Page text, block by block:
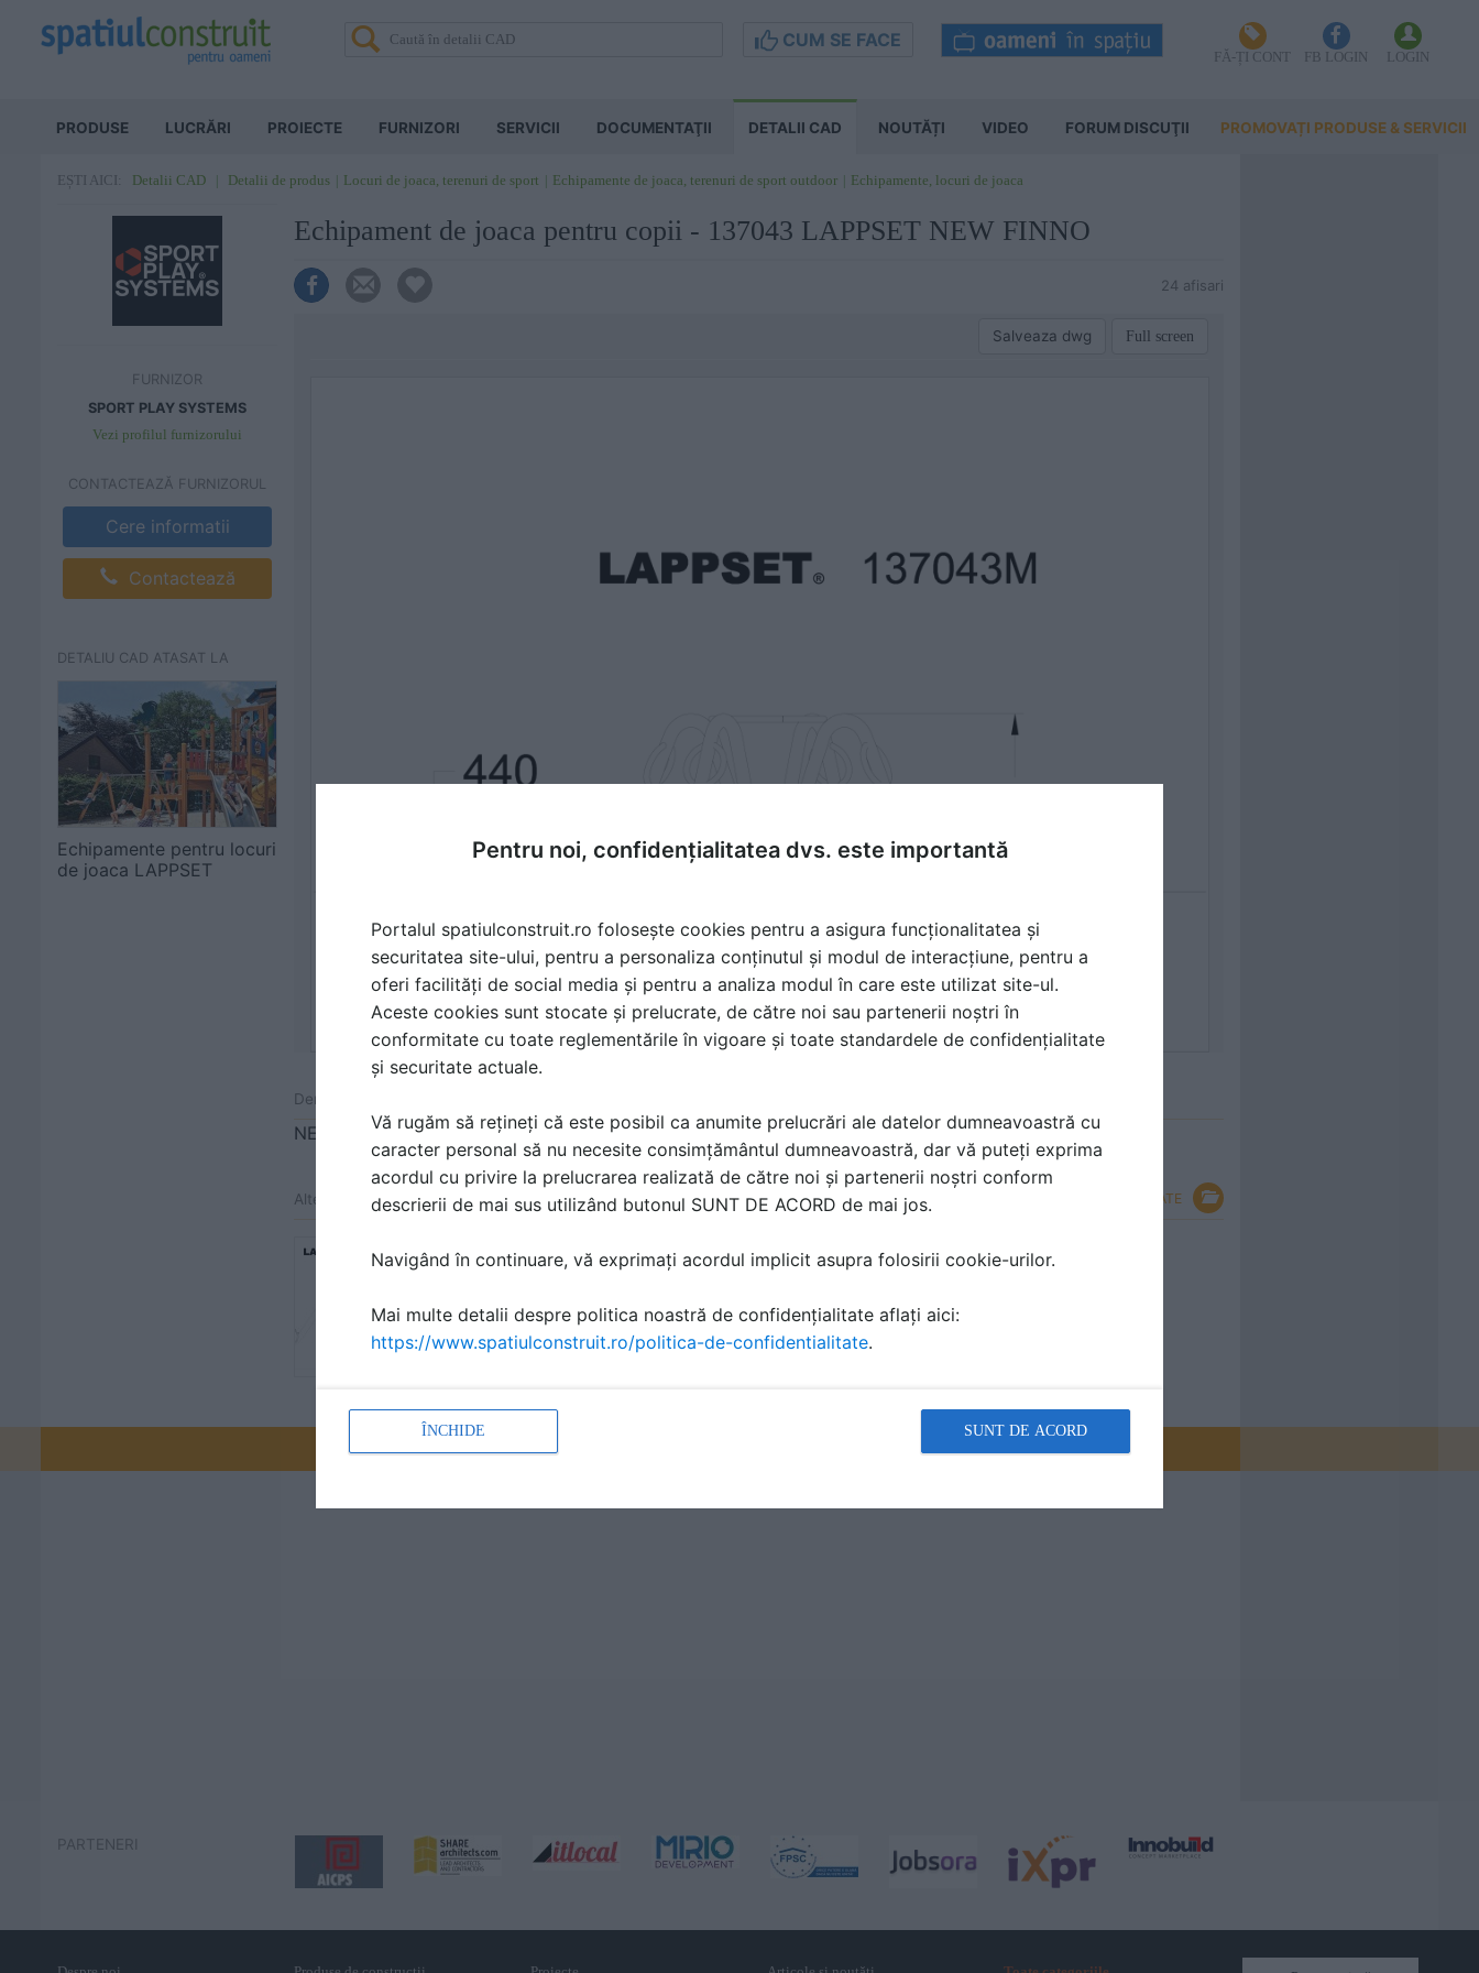
CUM SE FACE
FĂ-ȚI CONT FB LOGIN LOGIN
PRODUSE LUCRĂRI PROIECTE FURNIZORI SERVICII DOCUMENTAŢII DETALII CAD NOUTĂȚI VIDEO FORUM DISCUŢII PROMOVAȚI PRODUSE & SERVICII
EȘTI AICI: Detalii CAD Detalii de produs Locuri de joaca, terenuri de sport Echipamente de joaca, terenuri de sport outdoor Echipamente, locuri de joaca
FURNIZOR
SPORT PLAY SYSTEMS
Vezi profilul furnizorului
CONTACTEAZĂ FURNIZORUL
Cere informatii
Contactează
DETALIU CAD ATASAT LA
Echipamente pentru locuri
de joaca LAPPSET
Echipament de joaca pentru copii - 137043 LAPPSET NEW FINNO
24 afisari
Salveaza dwg Full screen
Denumiri comerciale
NEW FINNO
Alte detalii cad de la gamă VEZI TOATE
Echipament de joaca pentru copii -
112341
Detaliu de produs
CLOVER
Echipament de joaca pentru copii -
Detaliu de produs
CLOVER
Promovați-vă produsele și serviciile pe SpatiulConstruit.ro!
PARTENERI
Pentru noi, confidențialitatea dvs. este importantă
Portalul spatiulconstruit.ro folosește cookies pentru a asigura funcționalitatea și
securitatea site-ului, pentru a personaliza conținutul și modul de interacțiune, pentru a
oferi facilități de social media și pentru a analiza modul în care este utilizat site-ul.
Aceste cookies sunt stocate și prelucrate, de către noi sau partenerii noștri în
conformitate cu toate reglementările în vigoare și toate standardele de confidențialitate
și securitate actuale.
Vă rugăm să rețineți că este posibil ca anumite prelucrări ale datelor dumneavoastră cu
caracter personal să nu necesite consimțământul dumneavoastră, dar vă puteți exprima
acordul cu privire la prelucrarea realizată de către noi și partenerii noștri conform
descrierii de mai sus utilizând butonul SUNT DE ACORD de mai jos.
Navigând în continuare, vă exprimați acordul implicit asupra folosirii cookie-urilor.
Mai multe detalii despre politica noastră de confidențialitate aflați aici:
https://www.spatiulconstruit.ro/politica-de-confidentialitate.
ÎNCHIDE SUNT DE ACORD